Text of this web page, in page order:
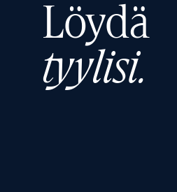
Löydä
tyylisi.